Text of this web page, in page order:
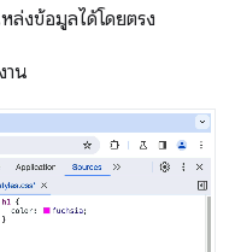
ล่งข้อมูลได้โดยตรง
าน